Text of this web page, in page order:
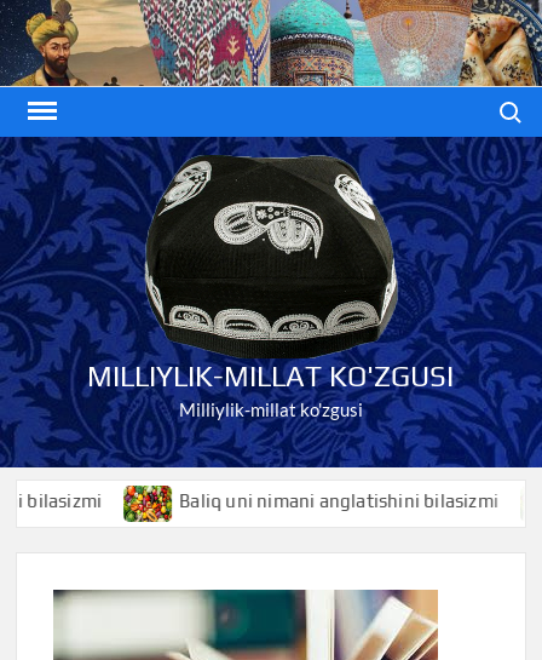
Skip
to
content
MILLIYLIK-MILLAT KO'ZGUSI
Milliylik-millat ko'zgusi
Baliq uni nimani anglatishini bilasizmi